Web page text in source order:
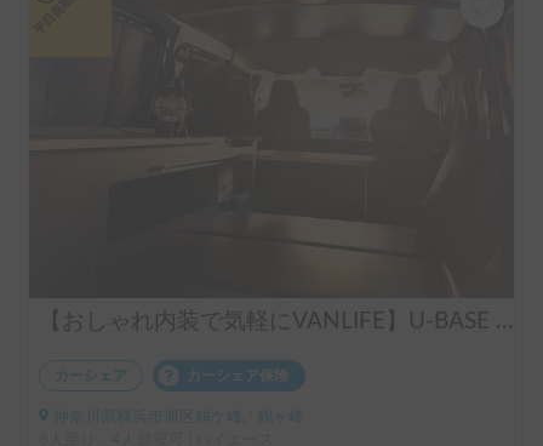
【おしゃれ内装で気軽にVANLIFE】U-BASE ONE | 運転しやすいハイエース！ポータブルエアコンで夏も冬も快適旅へ
カーシェア カーシェア保険
神奈川県横浜市旭区鶴ケ峰, ' 鶴ヶ峰